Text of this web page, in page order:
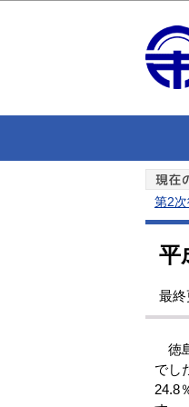
第2
平
最終
徳
でし
24.8